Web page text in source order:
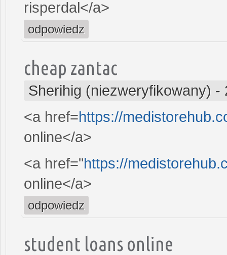
risperdal</a>
odpowiedz
cheap zantac
Sherihig (niezweryfikowany) -
<a href=https://
online</a>
<a href="https://
online</a>
odpowiedz
student loans online